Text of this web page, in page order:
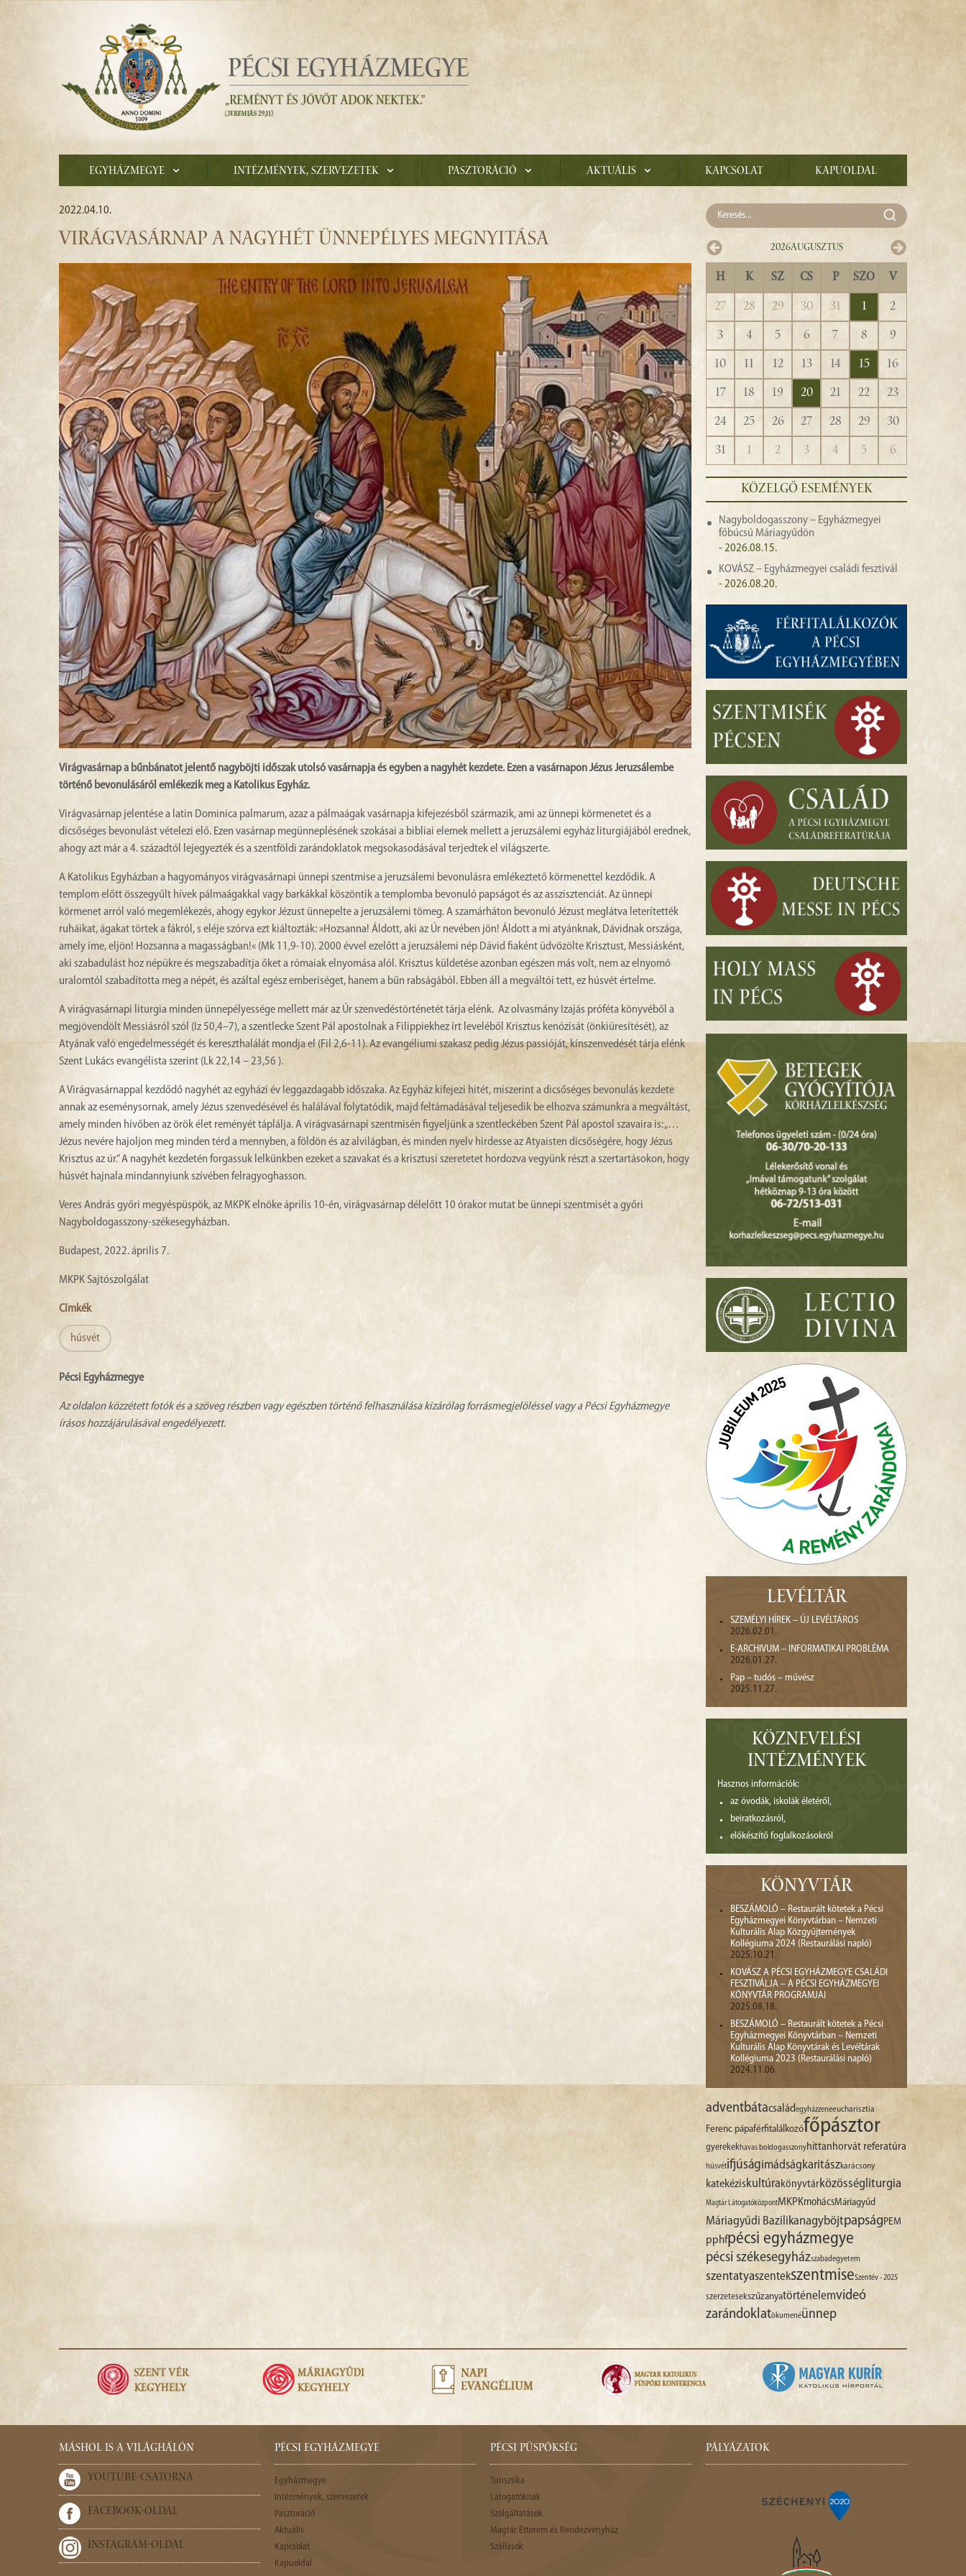
Egyházmegye Intézmények, szervezetek Pasztoráció Aktuális Kapcsolat Kapuoldal
2022.04.10.
VIRÁGVASÁRNAP A NAGYHÉT ÜNNEPÉLYES MEGNYITÁSA
Virágvasárnap a bűnbánatot jelentő nagyböjti időszak utolsó vasárnapja és egyben a nagyhét kezdete. Ezen a vasárnapon Jézus Jeruzsálembe
történő bevonulásáról emlékezik meg a Katolikus Egyház.
Virágvasárnap jelentése a latin Dominica palmarum, azaz a pálmaágak vasárnapja kifejezésből származik, ami az ünnepi körmenetet és a
dicsőséges bevonulást vételezi elő. Ezen vasárnap megünneplésének szokásai a bibliai elemek mellett a jeruzsálemi egyház liturgiájából erednek,
ahogy azt már a 4. századtól lejegyezték és a szentföldi zarándoklatok megsokasodásával terjedtek el világszerte.
A Katolikus Egyházban a hagyományos virágvasárnapi ünnepi szentmise a jeruzsálemi bevonulásra emlékeztető körmenettel kezdődik. A
templom előtt összegyűlt hívek pálmaágakkal vagy barkákkal köszöntik a templomba bevonuló papságot és az asszisztenciát. Az ünnepi
körmenet arról való megemlékezés, ahogy egykor Jézust ünnepelte a jeruzsálemi tömeg. A szamárháton bevonuló Jézust meglátva leterítették
ruháikat, ágakat törtek a fákról, s eléje szórva ezt kiáltozták: »Hozsanna! Áldott, aki az Úr nevében jön! Áldott a mi atyánknak, Dávidnak országa,
amely íme, eljön! Hozsanna a magasságban!« (Mk 11,9-10). 2000 évvel ezelőtt a jeruzsálemi nép Dávid fiaként üdvözölte Krisztust, Messiásként,
aki szabadulást hoz népükre és megszabadítja őket a rómaiak elnyomása alól. Krisztus küldetése azonban egészen más volt, nem az elnyomó
uralomtól szabadította meg a népét, és azáltal egész emberiséget, hanem a bűn rabságából. Ebben áll a megváltói tett, ez húsvét értelme.
A virágvasárnapi liturgia minden ünnepélyessége mellett már az Úr szenvedéstörténetét tárja elénk. Az olvasmány Izajás próféta könyvéből a
megjövendölt Messiásról szól (Iz 50,4–7), a szentlecke Szent Pál apostolnak a Filippiekhez írt leveléből Krisztus kenózisát (önkiüresítését), az
Atyának való engedelmességét és kereszthalálát mondja el (Fil 2,6-11). Az evangéliumi szakasz pedig Jézus passióját, kínszenvedését tárja elénk
Szent Lukács evangélista szerint (Lk 22,14 – 23,56 ).
A Virágvasárnappal kezdődő nagyhét az egyházi év leggazdagabb időszaka. Az Egyház kifejezi hitét, miszerint a dicsőséges bevonulás kezdete
annak az eseménysornak, amely Jézus szenvedésével és halálával folytatódik, majd feltámadásával teljesedik be elhozva számunkra a megváltást,
amely minden hívőben az örök élet reményét táplálja. A virágvasárnapi szentmisén figyeljünk a szentleckében Szent Pál apostol szavaira is: „…
Jézus nevére hajoljon meg minden térd a mennyben, a földön és az alvilágban, és minden nyelv hirdesse az Atyaisten dicsőségére, hogy Jézus
Krisztus az úr.” A nagyhét kezdetén forgassuk lelkünkben ezeket a szavakat és a krisztusi szeretetet hordozva vegyünk részt a szertartásokon, hogy
húsvét hajnala mindannyiunk szívében felragyoghasson.
Veres András győri megyéspüspök, az MKPK elnöke április 10-én, virágvasárnap délelőtt 10 órakor mutat be ünnepi szentmisét a győri
Nagyboldogasszony-székesegyházban.
Budapest, 2022. április 7.
MKPK Sajtószolgálat
Címkék
húsvét
Pécsi Egyházmegye
Az oldalon közzétett fotók és a szöveg részben vagy egészben történő felhasználása kizárólag forrásmegjelöléssel vagy a Pécsi Egyházmegye
írásos hozzájárulásával engedélyezett.
2026Augusztus
H K SZ CS P SZO V
27 28 29 30 31 1
2
3
4 5 6 7 8
9
10
11 12 13 14 15
16
17
18 19 20 21 22
23
24
25 26 27 28 29
30
31
1 2 3 4 5 6
KÖZELGŐ ESEMÉNYEK
Nagyboldogasszony – Egyházmegyei
főbúcsú Máriagyűdön
- 2026.08.15.
KOVÁSZ – Egyházmegyei családi fesztivál
- 2026.08.20.
LEVÉLTÁR
SZEMÉLYI HÍREK – ÚJ LEVÉLTÁROS
2026.02.01.
E-ARCHIVUM – INFORMATIKAI PROBLÉMA
2026.01.27.
Pap – tudós – művész
2025.11.27.
KÖZNEVELÉSI
INTÉZMÉNYEK
Hasznos információk:
az óvodák, iskolák életéről,
beiratkozásról,
előkészítő foglalkozásokról
KÖNYVTÁR
BESZÁMOLÓ – Restaurált kötetek a Pécsi
Egyházmegyei Könyvtárban – Nemzeti
Kulturális Alap Közgyűjtemények
Kollégiuma 2024 (Restaurálási napló)
2025.10.21.
KOVÁSZ A PÉCSI EGYHÁZMEGYE CSALÁDI
FESZTIVÁLJA – A PÉCSI EGYHÁZMEGYEI
KÖNYVTÁR PROGRAMJAI
2025.08.18.
BESZÁMOLÓ – Restaurált kötetek a Pécsi
Egyházmegyei Könyvtárban – Nemzeti
Kulturális Alap Könyvtárak és Levéltárak
Kollégiuma 2023 (Restaurálási napló)
2024.11.06.
adventbátacsaládegyházzeneeucharisztia
Ferenc pápaférfitalálkozófőpásztor
gyerekekhavas boldogasszonyhittanhorvát referatúra
húsvétifjúságimádságkaritászkarácsony
katekéziskultúra könyvtárközösségliturgia
Magtár LátogatóközpontMKPKmohácsMáriagyűd
Máriagyűdi Bazilikanagyböjtpapság PEM
pphfpécsi egyházmegye
pécsi székesegyházszabadegyetem
szentatyaszentekszentmiseSzentév - 2025
szerzetesekszűzanyatörténelemvideó
zarándoklatökumenéünnep
MÁSHOL IS A VILÁGHÁLÓN
YOUTUBE-CSATORNA
FACEBOOK-OLDAL
INSTAGRAM-OLDAL
PÉCSI EGYHÁZMEGYE
Egyházmegye
Intézmények, szervezetek
Pasztoráció
Aktuális
Kapcsolat
Kapuoldal
PÉCSI PÜSPÖKSÉG
Turisztika
Látogatóknak
Szolgáltatások
Magtár Étterem és Rendezvényház
Szállások
PÁLYÁZATOK